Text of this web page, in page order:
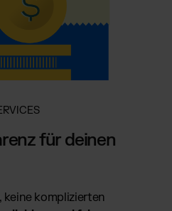
für deinen
komplizierten